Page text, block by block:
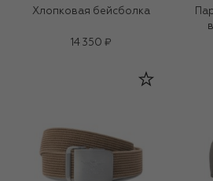
Хлопковая бейсболка
14 350 ₽